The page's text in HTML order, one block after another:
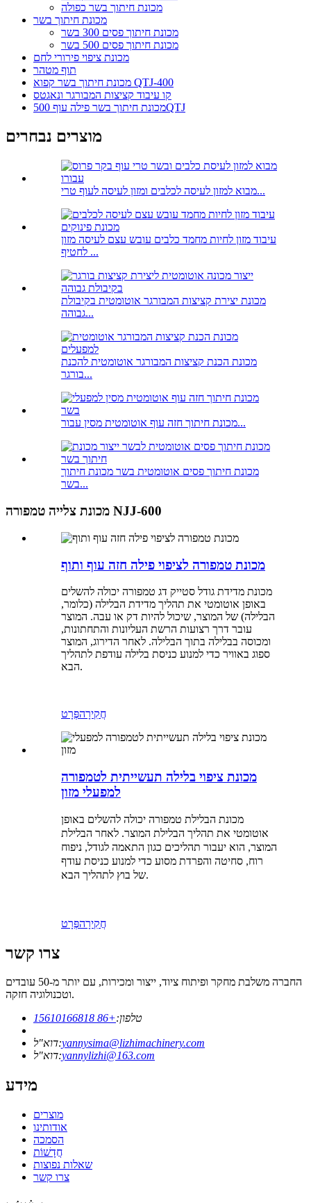
מכונת חיתוך בשר כפולה
מכונת חיתוך בשר
מכונת חיתוך פסים 300 בשר
מכונת חיתוך פסים 500 בשר
מכונת ציפוי פירורי לחם
תוף מטהר
מכונת חיתוך בשר קפוא QTJ-400
קו עיבוד קציצות המבורגר ונאגטס
מכונת חיתוך בשר פילה עוף 500QTJ
מוצרים נבחרים
מבוא למזון לעיסה לכלבים ומזון לעיסה לעוף טרי...
עיבוד מזון לחיות מחמד כלבים עובש עצם לעיסה מזון
לחטיף ...
מכונת יצירת קציצות המבורגר אוטומטית בקיבולת
גבוהה...
מכונת הכנת קציצות המבורגר אוטומטית להכנת
בורגר...
מכונת חיתוך חזה עוף אוטומטית מסין עבור...
מכונת חיתוך פסים אוטומטית בשר מכונת חיתוך
בשר...
מכונת צלייה טמפורה NJJ-600
מכונת טמפורה לציפוי פילה חזה עוף ותוף
מכונת מדידת גודל סטייק דג טמפורה יכולה להשלים
באופן אוטומטי את תהליך מדידת הבלילה (כלומר,
הבלילה) של המוצר, שיכול להיות דק או עבה. המוצר
עובר דרך רצועות הרשת העליונות והתחתונות,
ומכוסה בבלילה בתוך הבלילה. לאחר הדירוג, המוצר
ספוג באוויר כדי למנוע כניסת בלילה עודפת לתהליך
הבא.
חֲקִירָהפְּרָט
מכונת ציפוי בלילה תעשייתית לטמפורה
למפעלי מזון
מכונת הבלילת טמפורה יכולה להשלים באופן
אוטומטי את תהליך הבלילת המוצר. לאחר הבלילת
המוצר, הוא יעבור תהליכים כגון התאמה לגודל, ניפוח
רוח, סחיטה והפרדת מסוע כדי למנוע כניסת עודף
של בוץ לתהליך הבא.
חֲקִירָהפְּרָט
צרו קשר
החברה משלבת מחקר ופיתוח ציוד, ייצור ומכירות, עם יותר מ-50 עובדים
וטכנולוגיה חזקה.
טלפון:+86 15610166818
דוא"ל:yannysima@lizhimachinery.com
דוא"ל:yannylizhi@163.com
מידע
מוצרים
אודותינו
הסמכה
חֲדָשׁוֹת
שאלות נפוצות
צרו קשר